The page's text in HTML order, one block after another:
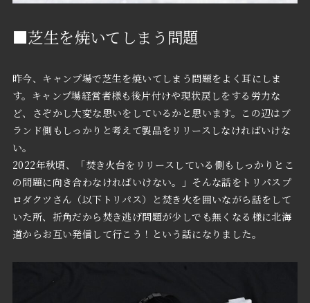
■芝生を焼いてしまう問題
昨今、キャンプ場で芝生を焼いてしまう問題をよく耳にしま
す。キャンプ場経営者様も後片付けや現状戻しをする労力な
ど、さぞかし大変な思いをしているかと思います。この辺はブ
ランド側もしっかりと考えて製品をリリースしなければいけな
い。
2022年秋頃、「焚き火台をリリースしている側もしっかりとこ
の問題に向き合わなければいけない。」そんな話をトリパスプ
ロダクツさん（以下トリパス）と焚き火を囲いながら話をして
いた所、折角だから焚き逃げ問題が少しでも無くなる様に北海
道からお互い発信して行こう！という話になりました。